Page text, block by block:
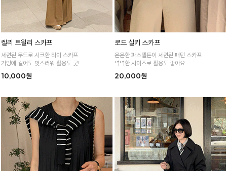
켈리 트윌리 스카프
세련된 무드로 시크한 타이 스카프
가방에 걸어도 멋스러워 활용도 굿!
10,000원
로드 실키 스카프
은은한 파스텔톤이 세련된 패턴 스카프
넉넉한 사이즈로 활용도 좋아요
20,000원